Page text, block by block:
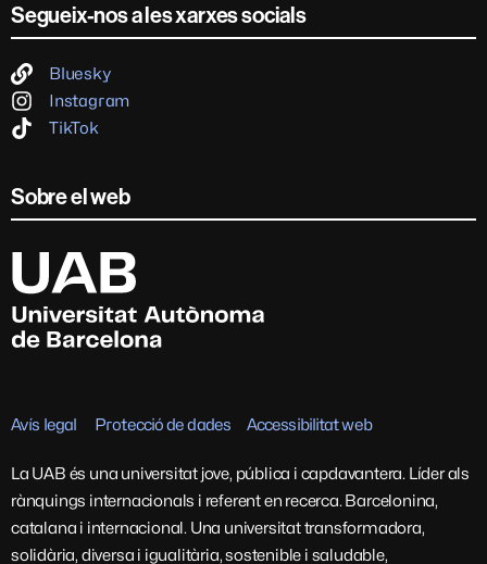
Segueix-nos a les xarxes socials
Bluesky
Instagram
TikTok
Sobre el web
Avís legal Protecció de dades Accessibilitat web
La UAB és una universitat jove, pública i capdavantera. Líder als
rànquings internacionals i referent en recerca. Barcelonina,
catalana i internacional. Una universitat transformadora,
solidària, diversa i igualitària, sostenible i saludable,